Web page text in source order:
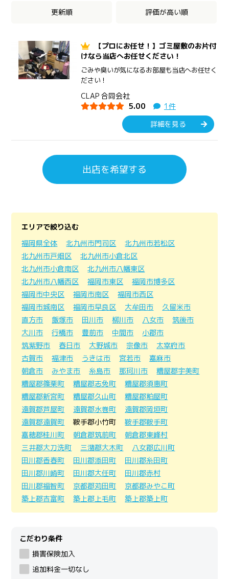
更新順 評価が高い順
【プロにお任せ！】ゴミ屋敷のお片付
けなら当店へお任せください！
ごみや臭いが気になるお部屋も当店へお任せく
ださい！
CLAP 合同会社
5.00
1件
詳細を見る
出店を希望する
エリアで絞り込む
福岡県全体
北九州市門司区
北九州市若松区
北九州市戸畑区
北九州市小倉北区
北九州市小倉南区
北九州市八幡東区
北九州市八幡西区
福岡市東区
福岡市博多区
福岡市中央区
福岡市南区
福岡市西区
福岡市城南区
福岡市早良区 大牟田市
久留米市
直方市
飯塚市 田川市 柳川市 八女市
筑後市
大川市
行橋市 豊前市 中間市
小郡市
筑紫野市
春日市 大野城市 宗像市
太宰府市
古賀市
福津市 うきは市 宮若市
嘉麻市
朝倉市
みやま市 糸島市 那珂川市
糟屋郡宇美町
糟屋郡篠栗町
糟屋郡志免町
糟屋郡須惠町
糟屋郡新宮町
糟屋郡久山町
糟屋郡粕屋町
遠賀郡芦屋町
遠賀郡水巻町
遠賀郡岡垣町
遠賀郡遠賀町
鞍手郡小竹町
鞍手郡鞍手町
嘉穂郡桂川町
朝倉郡筑前町
朝倉郡東峰村
三井郡大刀洗町
三潴郡大木町
八女郡広川町
田川郡香春町
田川郡添田町
田川郡糸田町
田川郡川崎町
田川郡大任町
田川郡赤村
田川郡福智町
京都郡苅田町
京都郡みやこ町
築上郡吉富町
築上郡上毛町 築上郡築上町
こだわり条件
損害保険加入
追加料金一切なし